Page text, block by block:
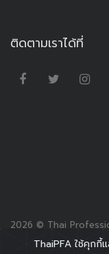
ติดตามเราได้ที่
2026 © Thai
Rights Reserved.
ThaiPFA ใช้คุกกี้